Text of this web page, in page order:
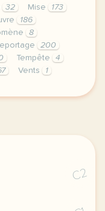
32 Mise
173
186
8
200
Tempête
4
Vents 1
de votre vie
C2